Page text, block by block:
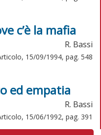
c’è la mafia
R. Bassi
15/09/1994, pag. 548
ed empatia
R. Bassi
15/06/1992, pag. 391